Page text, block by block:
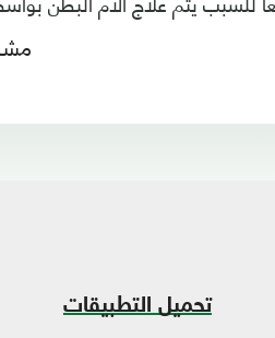
تحميل التطبيقات